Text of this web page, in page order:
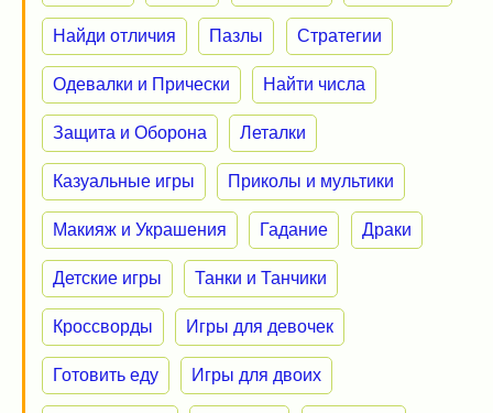
Найди отличия Пазлы Стратегии
Одевалки и Прически Найти числа
Защита и Оборона Леталки
Казуальные игры Приколы и мультики
Макияж и Украшения Гадание Драки
Детские игры Танки и Танчики
Кроссворды Игры для девочек
Готовить еду Игры для двоих